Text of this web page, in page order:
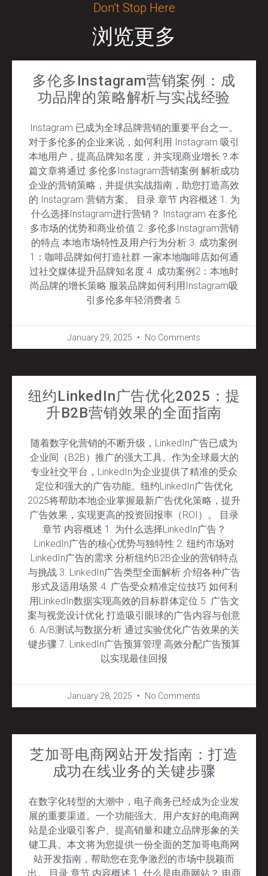
Don’t Stop Here
浏览更多
多伦多Instagram营销案例：成
功品牌的策略解析与实战经验
Instagram 已成为全球品牌营销的重要平台之一。
对于多伦多的企业来说，如何利用 Instagram 吸引
本地用户，提高品牌知名度，并实现商业增长？本
篇文章将通过 多伦多Instagram营销案例 解析成功
企业的营销策略，并提供实战指南，助您打造高效
的 Instagram 营销方案。 目录 章节 内容概述 1. 为
什么选择Instagram进行营销？ Instagram 在多伦
多市场的优势和商业价值 2. 多伦多Instagram营销
的特点 本地市场特性及用户行为分析 3. 成功案例
1：咖啡品牌如何打造社群 一家本地咖啡店如何通
过社交媒体提升品牌知名度 4. 成功案例2：本地时
尚品牌的增长策略 服装品牌如何利用Instagram吸
引多伦多年轻消费者 5.
January 29, 2025 No Comments
纽约LinkedIn广告优化2025：提
升B2B营销效果的全面指南
随着数字化营销的不断升级，LinkedIn广告已成为
企业间（B2B）推广的强大工具。作为全球最大的
专业社交平台，LinkedIn为企业提供了精准的受众
定位和强大的广告功能。纽约LinkedIn广告优化
2025将帮助本地企业掌握最新广告优化策略，提升
广告效果，实现更高的投资回报率（ROI）。 目录
章节 内容概述 1. 为什么选择LinkedIn广告？
LinkedIn广告的核心优势与独特性 2. 纽约市场对
LinkedIn广告的需求 分析纽约B2B企业的营销特点
与挑战 3. LinkedIn广告类型全面解析 介绍各种广告
形式及适用场景 4. 广告受众精准定位技巧 如何利
用LinkedIn数据实现高效的目标群体定位 5. 广告文
案与视觉设计优化 打造吸引眼球的广告内容与创意
6. A/B测试与数据分析 通过实验优化广告效果的关
键步骤 7. LinkedIn广告预算管理 高效分配广告预算
以实现最佳回报
January 28, 2025 No Comments
芝加哥电商网站开发指南：打造
成功在线业务的关键步骤
在数字化转型的大潮中，电子商务已经成为企业发
展的重要渠道。一个功能强大、用户友好的电商网
站是企业吸引客户、提高销量和建立品牌形象的关
键工具。本文将为您提供一份全面的芝加哥电商网
站开发指南，帮助您在竞争激烈的市场中脱颖而
出。 目录 章节 内容概述 1. 什么是电商网站？ 电商